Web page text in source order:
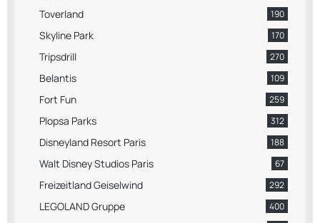
Toverland 190
Skyline Park 170
Tripsdrill 270
Belantis 109
Fort Fun 259
Plopsa Parks 312
Disneyland Resort Paris 188
Walt Disney Studios Paris 67
Freizeitland Geiselwind 292
LEGOLAND Gruppe 400